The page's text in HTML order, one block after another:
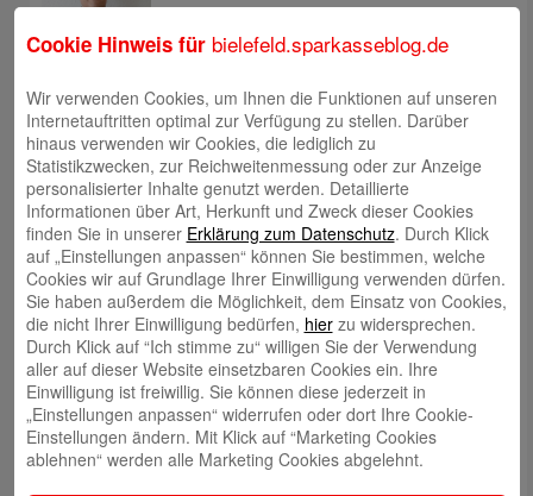
Christoph Kaleschke
Stephan Merkel
Rahel Neufeld
Cookie Hinweis für bielefeld.sparkasseblog.de
Wir verwenden Cookies, um Ihnen die Funktionen auf unseren
Internetauftritten optimal zur Verfügung zu stellen. Darüber
hinaus verwenden wir Cookies, die lediglich zu
Statistikzwecken, zur Reichweitenmessung oder zur Anzeige
personalisierter Inhalte genutzt werden. Detaillierte
Informationen über Art, Herkunft und Zweck dieser Cookies
finden Sie in unserer Erklärung zum Datenschutz. Durch Klick
auf „Einstellungen anpassen“ können Sie bestimmen, welche
Cookies wir auf Grundlage Ihrer Einwilligung verwenden dürfen.
Sie haben außerdem die Möglichkeit, dem Einsatz von Cookies,
die nicht Ihrer Einwilligung bedürfen, hierzu widersprechen.
Durch Klick auf “Ich stimme zu“ willigen Sie der Verwendung
aller auf dieser Website einsetzbaren Cookies ein. Ihre
Einwilligung ist freiwillig. Sie können diese jederzeit in
„Einstellungen anpassen“ widerrufen oder dort Ihre Cookie-
Einstellungen ändern. Mit Klick auf “Marketing Cookies
ablehnen“ werden alle Marketing Cookies abgelehnt.